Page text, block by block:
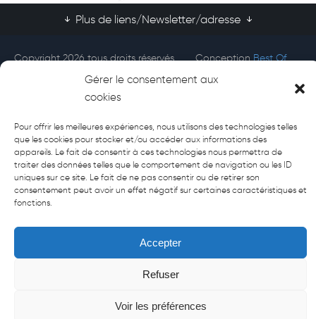
Gérer le consentement aux
cookies
Pour offrir les meilleures expériences, nous utilisons des technologies telles
que les cookies pour stocker et/ou accéder aux informations des
appareils. Le fait de consentir à ces technologies nous permettra de
traiter des données telles que le comportement de navigation ou les ID
uniques sur ce site. Le fait de ne pas consentir ou de retirer son
consentement peut avoir un effet négatif sur certaines caractéristiques et
fonctions.
Accepter
Refuser
Voir les préférences
Plus de liens/Newsletter/adresse
Copyright 2026 tous droits réservés
ConceptionBest Of
Site